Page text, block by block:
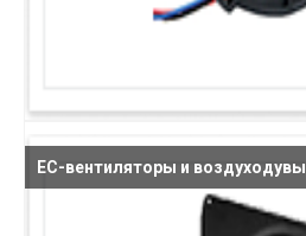
ЕС-вентиляторы и воздуходувы